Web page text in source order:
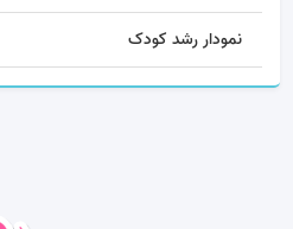
نمودار رشد کودک